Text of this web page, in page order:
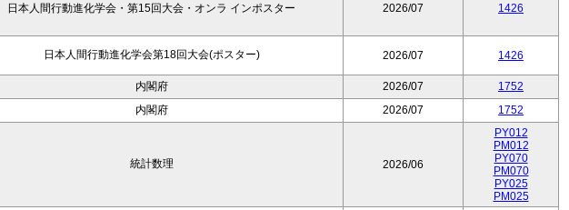
日本人間行動進化学会・第15回大会・オンラ インポスター 2026/07 1426
日本人間行動進化学会第18回大会(ポスター) 2026/07 1426
内閣府 2026/07
1752
内閣府 2026/07 1752
統計数理 2026/06
PY012
PM012
PY070
PM070
PY025
PM025